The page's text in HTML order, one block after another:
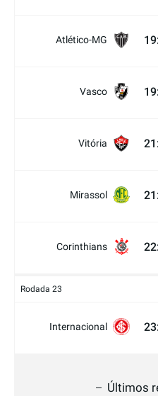
Atlético-MG
Vasco
Vitória
Mirassol
Corinthians
Rodada 23
Internacional
Últimos